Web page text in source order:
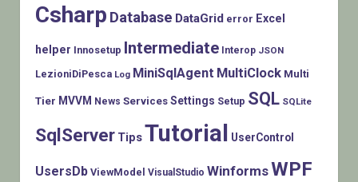
Csharp Database DataGrid error Excel
helper Innosetup Intermediate Interop JSON
LezioniDiPesca Log MiniSqlAgent MultiClock Multi
Tier MVVM News Services Settings Setup SQL SQLite
SqlServer TipsTutorial UserControl
UsersDb ViewModel VisualStudio WinformsWPF